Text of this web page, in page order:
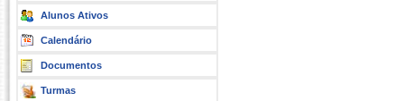
Alunos Ativos
Calendário
Documentos
Turmas